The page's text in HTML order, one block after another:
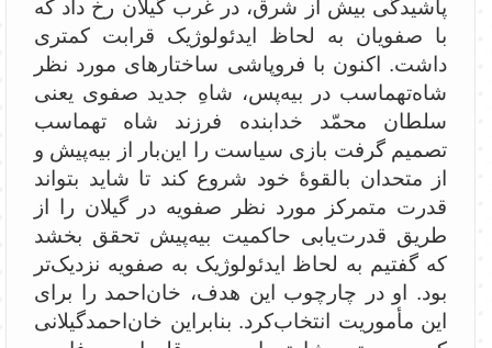
پاشیدگی بیش از شرق، در غرب گیلان رخ داد که
با صفویان به لحاظ ایدئولوژیک قرابت کمتری
داشت. اکنون با فروپاشی ساختارهای مورد نظر
شاه‌تهماسب در بیه‌پس، شاهِ جدید صفوی یعنی
سلطان محمّد خدابنده فرزند شاه تهماسب
تصمیم گرفت بازی سیاست را این‌بار از بیه‌پیش و
از متحدان بالقوۀ خود شروع کند تا شاید بتواند
قدرت متمرکز مورد نظر صفویه در گیلان را از
طریق قدرت‌یابی حاکمیت بیه‌پیش تحقق بخشد
که گفتیم به لحاظ ایدئولوژیک به صفویه نزدیک‌تر
بود. او در چارچوب این هدف، خان‌احمد را برای
این مأموریت انتخاب‌کرد. بنابراین خان‌احمدگیلانی